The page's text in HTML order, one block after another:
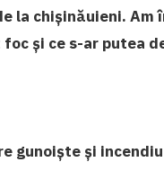
la chișinăuieni.
și ce s-ar putea
gunoiște și incendiu